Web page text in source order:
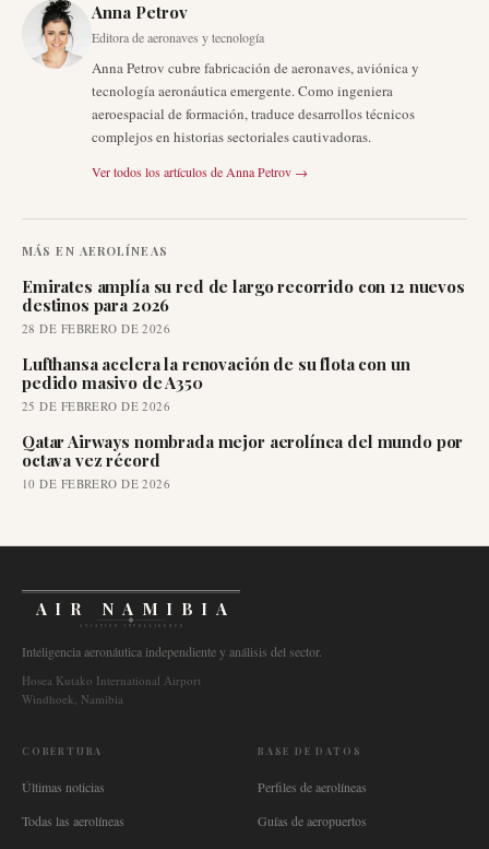
Anna Petrov
Editora de aeronaves y tecnología
Anna Petrov cubre fabricación de aeronaves, aviónica y
tecnología aeronáutica emergente. Como ingeniera
aeroespacial de formación, traduce desarrollos técnicos
complejos en historias sectoriales cautivadoras.
Ver todos los artículos de Anna Petrov →
MÁS EN AEROLÍNEAS
Emirates amplía su red de largo recorrido con 12 nuevos
destinos para 2026
28 DE FEBRERO DE 2026
Lufthansa acelera la renovación de su flota con un
pedido masivo de A350
25 DE FEBRERO DE 2026
Qatar Airways nombrada mejor aerolínea del mundo por
octava vez récord
10 DE FEBRERO DE 2026
AIR NAMIBIA
AVIATION INTELLIGENCE
Inteligencia aeronáutica independiente y análisis del sector.
Hosea Kutako International Airport
Windhoek, Namibia
COBERTURA
Últimas noticias
Todas las aerolíneas
BASE DE DATOS
Perfiles de aerolíneas
Guías de aeropuertos